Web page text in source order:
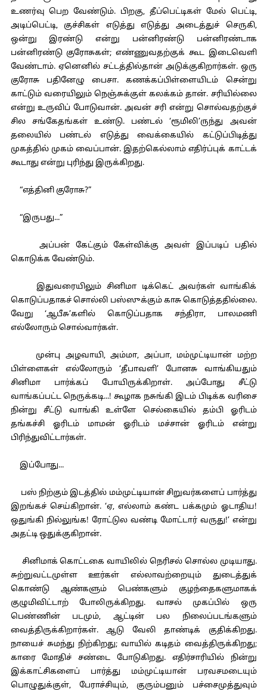
உணர்வு பெற வேண்டும். பிறகு, தீப்பெட்டிகள் மேல் பெட்டி,
அடிப்பெட்டி, குச்சிகள் எடுத்து எடுத்து அடைத்துச் செருகி,
ஒன்று இரண்டு என்று பன்னிரண்டு பன்னிரண்டாக
பன்னிரண்டு குரோசுகள்; எண்ணுவதற்குக் கூட இடைவெளி
வேண்டாம். ஏனெனில் சட்டத்தில்தான் அடுக்குகிறார்கள். ஒரு
குரோசு பதினேழு பைசா. கணக்கப்பிள்ளையிடம் சென்று
காட்டும் வரையிலும் நெஞ்சுக்குள் கலக்கம் தான். சரியில்லை
என்று உருவிப் போடுவான். அவன் சரி என்று சொல்வதற்குச்
சில சங்கேதங்கள் உண்டு. பண்டல் ‘ரூமிலி’ருந்து அவன்
தலையில் பண்டல் எடுத்து வைக்கையில் கட்டுப்பிடித்து
முகத்தில் முகம் வைப்பான். இதற்கெல்லாம் எதிர்ப்புக் காட்டக்
கூடாது என்று புரிந்து இருக்கிறது.
“எத்தினி குரோசு?”
“இருபது...”
அப்பன் கேட்கும் கேள்விக்கு அவள் இப்படிப் பதில்
கொடுக்க வேண்டும்.
இதுவரையிலும் சினிமா டிக்கெட் அவர்கள் வாங்கிக்
கொடுப்பதாகச் சொல்லி பஸ்ஸுக்கும் காசு கொடுத்ததில்லை.
வேறு ‘ஆபீசு’களில் கொடுப்பதாக சந்திரா, பாலமணி
எல்லோரும் சொல்வார்கள்.
முன்பு அழவாயி, அம்மா, அப்பா, மம்முட்டியான் மற்ற
பிள்ளைகள் எல்லோரும் ‘தீபாவளி’ போனசு வாங்கியதும்
சினிமா பார்க்கப் போயிருக்கிறாள். அப்போது சீட்டு
வாங்கப்பட்ட நெருக்கடி...! கூழாக நசுங்கி இடம் பிடிக்க வரிசை
நின்று சீட்டு வாங்கி உள்ளே செல்கையில் தம்பி ஓரிடம்
தங்கச்சி ஓரிடம் மாமன் ஓரிடம் மச்சான் ஓரிடம் என்று
பிரிந்துவிட்டார்கள்.
இப்போது...
பஸ் நிற்கும் இடத்தில் மம்முட்டியான் சிறுவர்களைப் பார்த்து
இறங்கச் செய்கிறான். ‘ஏ, எல்லாம் கண்ட பக்கமும் ஓடாதிய!
ஒதுங்கி நில்லுங்க! ரோட்டுல வண்டி மோட்டார் வருது!’ என்று
அதட்டி ஒதுக்குகிறான்.
சினிமாக் கொட்டகை வாயிலில் நெரிசல் சொல்ல முடியாது.
சுற்றுவட்டமுள்ள ஊர்கள் எல்லாவற்றையும் துடைத்துக்
கொண்டு ஆண்களும் பெண்களும் குழந்தைகளுமாகக்
குழுமிவிட்டாற் போலிருக்கிறது. வாசல் முகப்பில் ஒரு
பெண்ணின் படமும், ஆட்டின் பல நிலைப்படங்களும்
வைத்திருக்கிறார்கள். ஆடு வேலி தாண்டிக் குதிக்கிறது.
நாயைச் சுமந்து நிற்கிறது; வாயில் கடிதம் வைத்திருக்கிறது;
காரை மோதிச் சண்டை போடுகிறது. எதிர்சாரியில் நின்று
இக்காட்சிகளைப் பார்த்து மம்முட்டியான் பரவசமடையும்
பொழுதுக்குள், பேராச்சியும், குரும்பனும் பச்சைமுத்துவும்